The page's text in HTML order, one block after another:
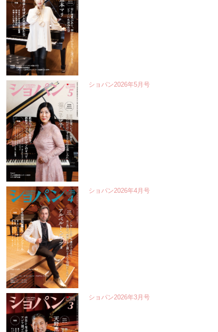
ショパン2026年5月号
ショパン2026年4月号
ショパン2026年3月号